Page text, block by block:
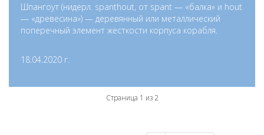
Шпангоут (нидерл. spanthout, от spant — «балка» и hout
— «древесина») — деревянный или металлический
поперечный элемент жесткости корпуса корабля.
18.04.2020 г.
Страница 1 из 2